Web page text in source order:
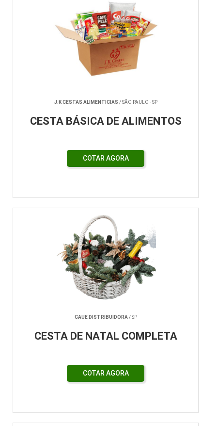
J.K CESTAS ALIMENTICIAS / SÃO PAULO - SP
CESTA BÁSICA DE ALIMENTOS
COTAR AGORA
CAUE DISTRIBUIDORA/ SP
CESTA DE NATAL COMPLETA
COTAR AGORA